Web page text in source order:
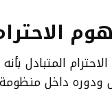
المتبادل
داخل منظومة